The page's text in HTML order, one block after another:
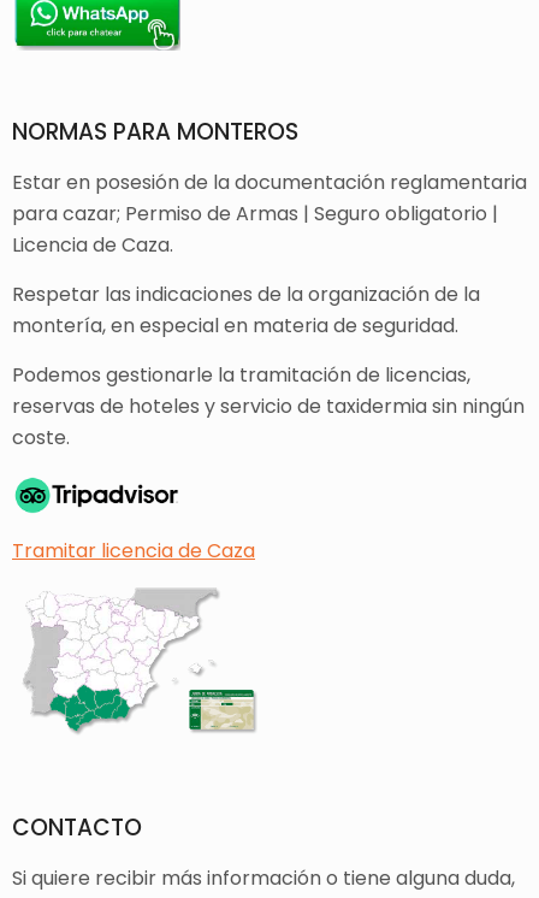
NORMAS PARA MONTEROS
Estar en posesión de la documentación reglamentaria
para cazar; Permiso de Armas | Seguro obligatorio |
Licencia de Caza.
Respetar las indicaciones de la organización de la
montería, en especial en materia de seguridad.
Podemos gestionarle la tramitación de licencias,
reservas de hoteles y servicio de taxidermia sin ningún
coste.
Tramitar licencia de Caza
CONTACTO
Si quiere recibir más información o tiene alguna duda,